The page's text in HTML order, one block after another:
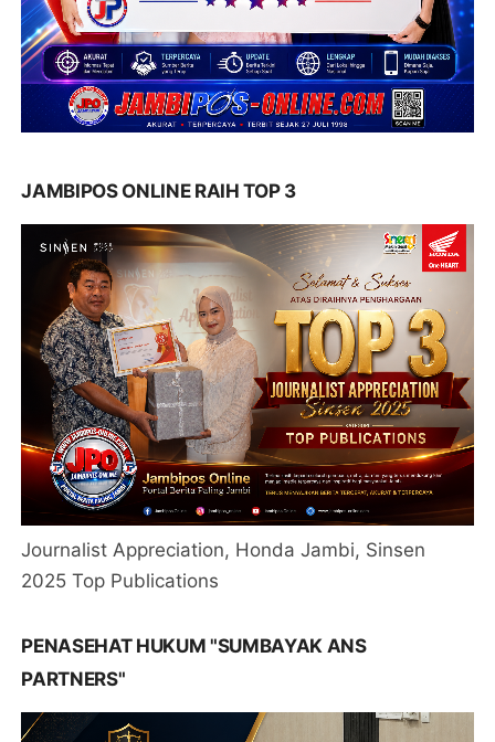
JAMBIPOS ONLINE RAIH TOP 3
Journalist Appreciation, Honda Jambi, Sinsen
2025 Top Publications
PENASEHAT HUKUM "SUMBAYAK ANS
PARTNERS"